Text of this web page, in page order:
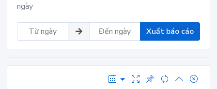
ngày
Xuất báo cáo